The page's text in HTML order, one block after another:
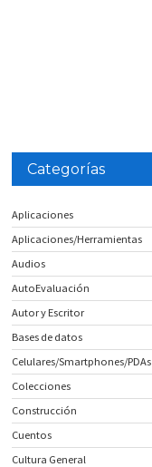
Categorías
Aplicaciones
Aplicaciones/Herramientas
Audios
AutoEvaluación
Autor y Escritor
Bases de datos
Celulares/Smartphones/PDAs
Colecciones
Construcción
Cuentos
Cultura General